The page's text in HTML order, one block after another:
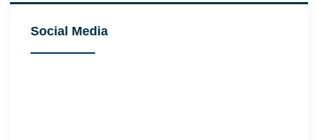
Social Media